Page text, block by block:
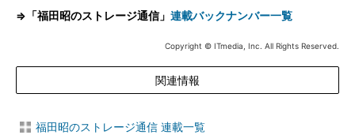
⇒「福田昭のストレージ通信」 連載バックナンバー一覧
Copyright © ITmedia, Inc. All Rights Reserved.
関連情報
福田昭のストレージ通信 連載一覧